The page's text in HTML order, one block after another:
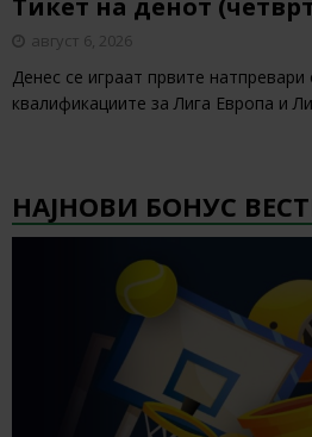
Тикет на денот
август 6, 2026
Денес се играат првите
квалификациите за Лига Европа и
НАЈНОВИ БОНУС